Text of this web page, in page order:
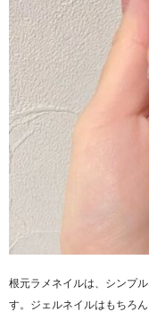
根元ラメネイルは、シンプ
す。ジェルネイルはもちろ